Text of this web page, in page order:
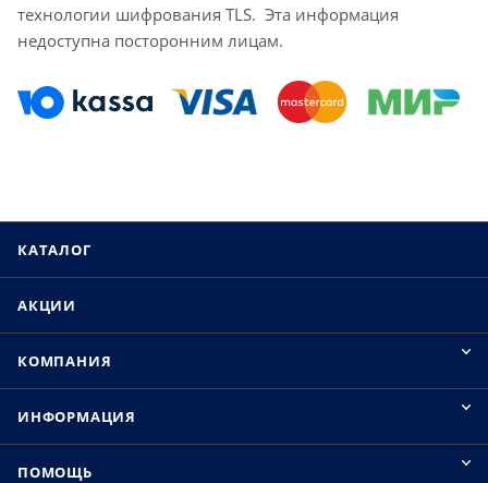
технологии шифрования TLS. Эта информация
недоступна посторонним лицам.
КАТАЛОГ
АКЦИИ
КОМПАНИЯ
ИНФОРМАЦИЯ
ПОМОЩЬ